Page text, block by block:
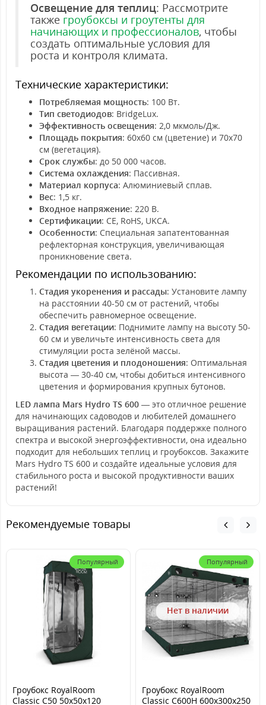
Освещение для теплиц: Рассмотрите
также гроубоксы и гроутенты для
начинающих и профессионалов, чтобы
создать оптимальные условия для
роста и контроля климата.
Технические характеристики:
Потребляемая мощность: 100 Вт.
Тип светодиодов: BridgeLux.
Эффективность освещения: 2,0 мкмоль/Дж.
Площадь покрытия: 60x60 см (цветение) и 70x70
см (вегетация).
Срок службы: до 50 000 часов.
Система охлаждения: Пассивная.
Материал корпуса: Алюминиевый сплав.
Вес: 1,5 кг.
Входное напряжение: 220 В.
Сертификации: CE, RoHS, UKCA.
Особенности: Специальная запатентованная
рефлекторная конструкция, увеличивающая
проникновение света.
Рекомендации по использованию:
Стадия укоренения и рассады: Установите лампу
на расстоянии 40-50 см от растений, чтобы
обеспечить равномерное освещение.
Стадия вегетации: Поднимите лампу на высоту 50-
60 см и увеличьте интенсивность света для
стимуляции роста зелёной массы.
Стадия цветения и плодоношения: Оптимальная
высота — 30-40 см, чтобы добиться интенсивного
цветения и формирования крупных бутонов.
LED лампа Mars Hydro TS 600 — это отличное решение
для начинающих садоводов и любителей домашнего
выращивания растений. Благодаря поддержке полного
спектра и высокой энергоэффективности, она идеально
подходит для небольших теплиц и гроубоксов. Закажите
Mars Hydro TS 600 и создайте идеальные условия для
стабильного роста и высокой продуктивности ваших
растений!
Рекомендуемые товары
Популярный
Гроубокс RoyalRoom
Classic C50 50x50x120
Популярный
Нет в наличии
Гроубокс RoyalRoom
Classic C600H 600x300x250